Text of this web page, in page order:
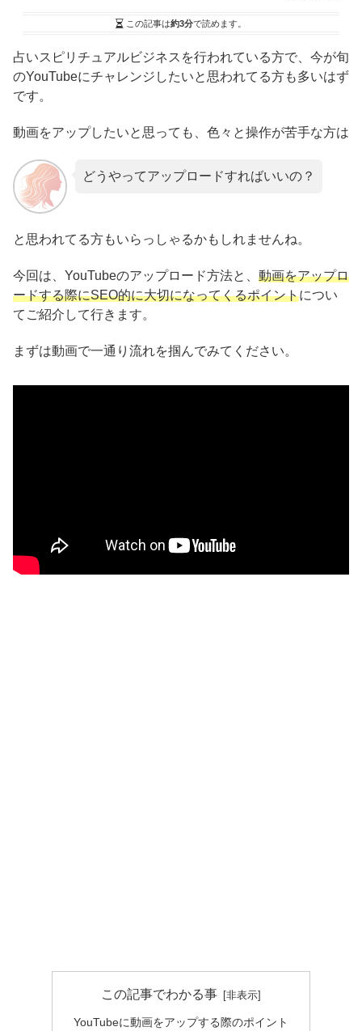
この記事は約3分で読めます。
占いスピリチュアルビジネスを行われている方で、今が旬
のYouTubeにチャレンジしたいと思われてる方も多いはず
です。
動画をアップしたいと思っても、色々と操作が苦手な方は
どうやってアップロードすればいいの？
と思われてる方もいらっしゃるかもしれませんね。
今回は、YouTubeのアップロード方法と、 動画をアップロ
ードする際にSEO的に大切になってくるポイントについ
てご紹介して行きます。
まずは動画で一通り流れを掴んでみてください。
この記事でわかる事
YouTubeに動画をアップする際のポイント